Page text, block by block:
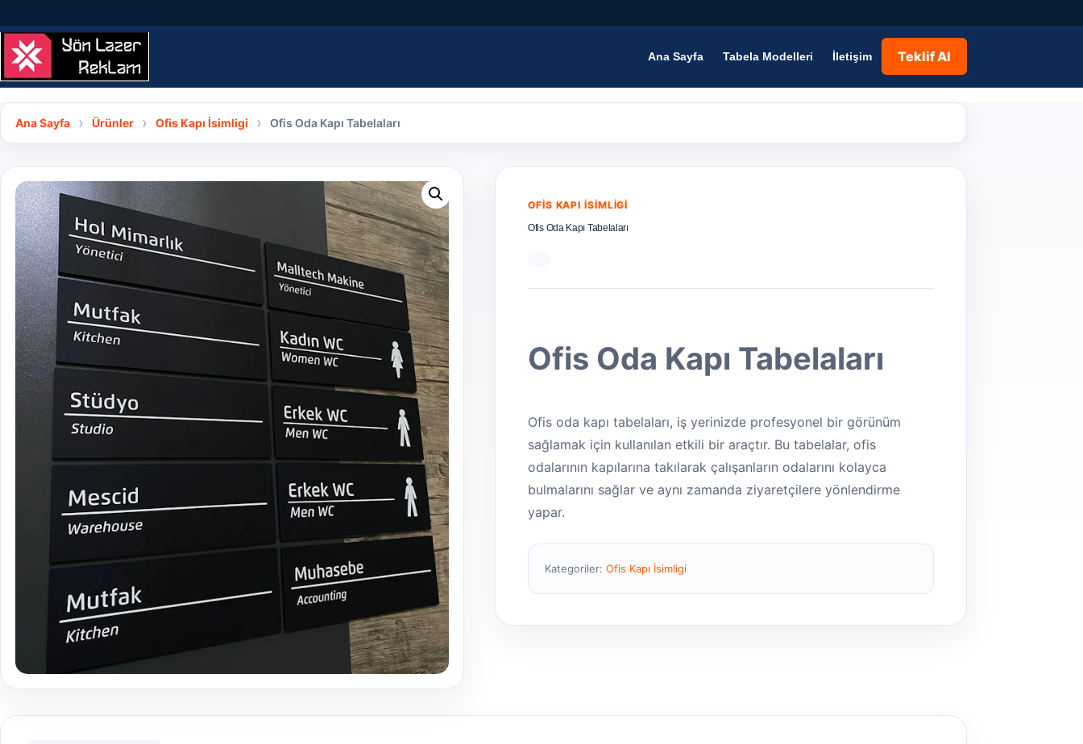
Ana Sayfa Tabela Modelleri İletişim Teklif Al
Ana Sayfa Ürünler Ofis Kapı İsimligi Ofis Oda Kapı Tabelaları
OFIS KAPI İSIMLIGI
Ofis Oda Kapı Tabelaları
Ofis Oda Kapı Tabelaları
Ofis oda kapı tabelaları, iş yerinizde profesyonel bir görünüm
sağlamak için kullanılan etkili bir araçtır. Bu tabelalar, ofis
odalarının kapılarına takılarak çalışanların odalarını kolayca
bulmalarını sağlar ve aynı zamanda ziyaretçilere yönlendirme
yapar.
Kategoriler: Ofis Kapı İsimligi